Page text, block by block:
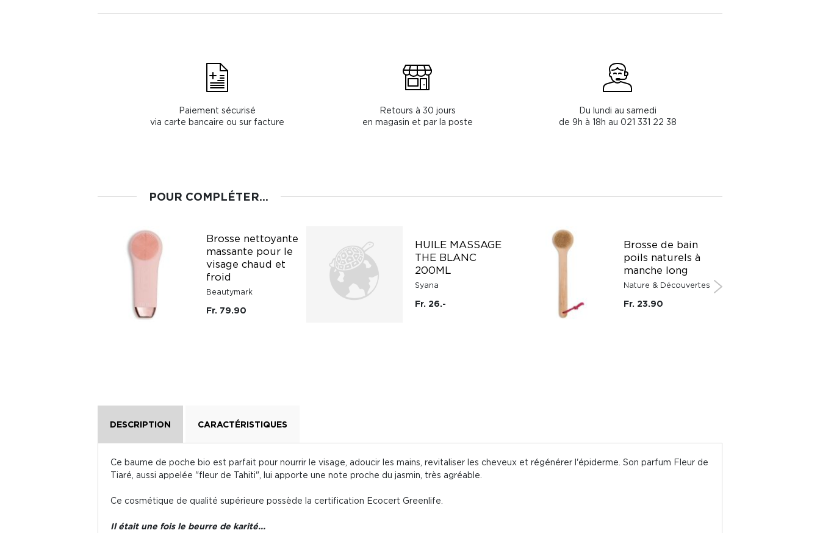
Paiement sécurisé
via carte bancaire ou sur facture
Retours à 30 jours
en magasin et par la poste
Du lundi au samedi
de 9h à 18h au 021 331 22 38
POUR COMPLÉTER...
Brosse nettoyante
massante pour le
visage chaud et
froid
Beautymark
Fr. 79.90
HUILE MASSAGE
THE BLANC
200ML
Syana
Fr. 26.-
Brosse de bain
poils naturels à
manche long
Nature & Découvertes
Fr. 23.90
DESCRIPTION CARACTÉRISTIQUES
Ce baume de poche bio est parfait pour nourrir le visage, adoucir les mains, revitaliser les cheveux et régénérer l'épiderme. Son parfum Fleur de
Tiaré, aussi appelée "fleur de Tahiti", lui apporte une note proche du jasmin, très agréable.
Ce cosmétique de qualité supérieure possède la certification Ecocert Greenlife.
Il était une fois le beurre de karité...